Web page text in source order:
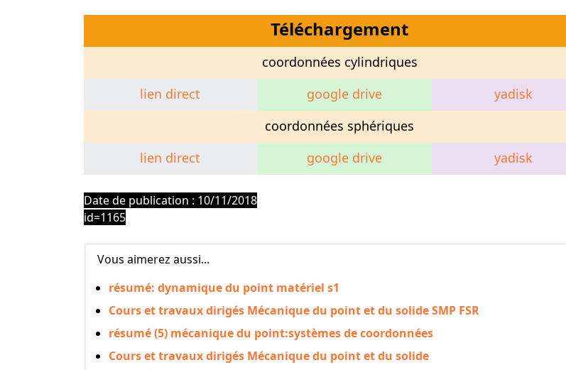
Téléchargement
coordonnées cylindriques
lien direct
google drive
yadisk
coordonnées sphériques
lien direct
google drive yadisk
Date de publication : 10/11/2018
id=1165
Vous aimerez aussi...
résumé: dynamique du point matériel s1
Cours et travaux dirigés Mécanique du point et du solide SMP FSR
résumé (5) mécanique du point:systèmes de coordonnées
Cours et travaux dirigés Mécanique du point et du solide